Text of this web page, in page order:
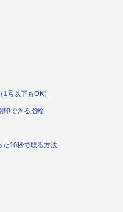
号以下もOK）
印できる指輪
た10秒で取る方法